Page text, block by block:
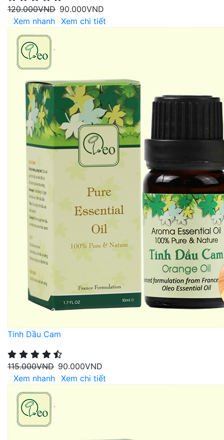
120.000VND 90.000VND
Xem nhanh Xem chi tiết
Tinh Dầu Cam
115.000VND 90.000VND
Xem nhanh Xem chi tiết